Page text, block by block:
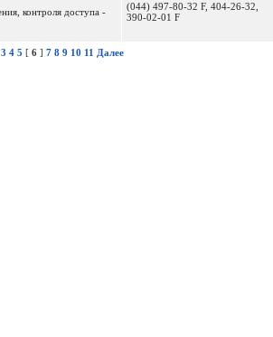
контроля доступа -
(044) 497-80-32 F, 404-26-32,
390-02-01 F
3 4 5 [ 6] 7 8 9 10 11 Далее